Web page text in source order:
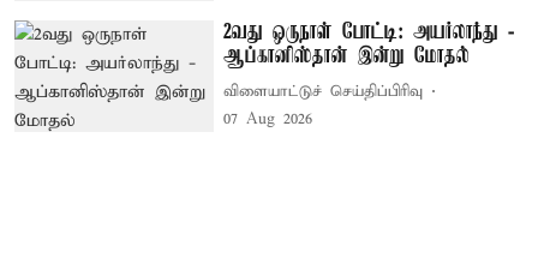
2வது ஒருநாள் போட்டி: அயர்லாந்து -
ஆப்கானிஸ்தான் இன்று மோதல்
விளையாட்டுச் செய்திப்பிரிவு
07 Aug 2026